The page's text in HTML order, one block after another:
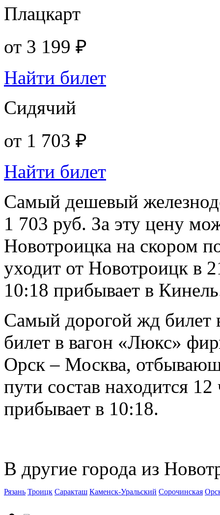
Плацкарт
от 3 199 ₽
Найти билет
Сидячий
от 1 703 ₽
Найти билет
Самый дешевый
1 703 руб. За эту цену
Новотроицка на скором
уходит от Новотроицк в
10:18 прибывает в
Самый дорогой жд билет
билет в вагон «Люкс»
Орск – Москва,
пути состав находится
прибывает в 10:18.
В другие города из
Рязань Троицк Саракташ Каменск-Уральский Сорочинская